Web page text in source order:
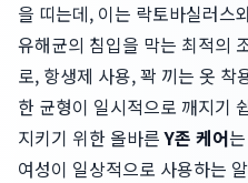
을 띠는데, 이는 락토바실러스
유해균의 침입을 막는 최적의
로, 항생제 사용, 꽉 끼는 옷 착
한 균형이 일시적으로 깨지기
지키기 위한 올바른Y존 케어
여성이 일상적으로 사용하는